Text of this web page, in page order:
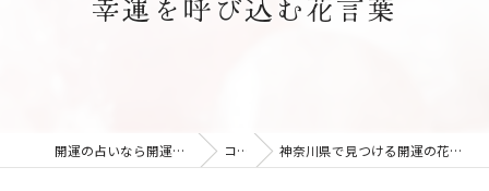
開運の占いなら開運除霊たんぽぽ 一真正 コラム 神奈川県で見つける開運の花束：幸運を呼び込む花言葉